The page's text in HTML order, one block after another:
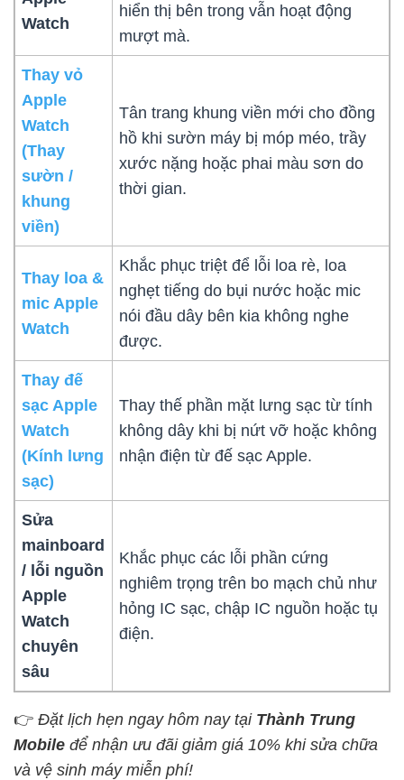
Watch
hiển thị bên trong vẫn hoạt động
mượt mà.
Thay vỏ
Apple
Watch
(Thay
sườn /
khung
viền)
Tân trang khung viền mới cho đồng
hồ khi sườn máy bị móp méo, trầy
xước nặng hoặc phai màu sơn do
thời gian.
Thay loa &
mic Apple
Watch
Khắc phục triệt để lỗi loa rè, loa
nghẹt tiếng do bụi nước hoặc mic
nói đầu dây bên kia không nghe
được.
Thay đế
sạc Apple
Watch
(Kính lưng
sạc)
Thay thế phần mặt lưng sạc từ tính
không dây khi bị nứt vỡ hoặc không
nhận điện từ đế sạc Apple.
Sửa
mainboard
/ lỗi nguồn
Apple
Watch
chuyên
sâu
Khắc phục các lỗi phần cứng
nghiêm trọng trên bo mạch chủ như
hỏng IC sạc, chập IC nguồn hoặc tụ
điện.
👉 Đặt lịch hẹn ngay hôm nay tại Thành Trung
Mobile để nhận ưu đãi giảm giá 10% khi sửa chữa
và vệ sinh máy miễn phí!